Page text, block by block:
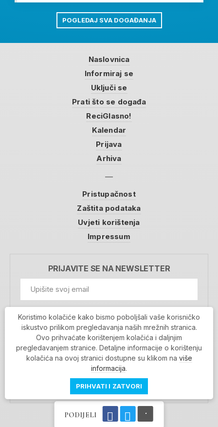
PODIJELI
POGLEDAJ SVA DOGAĐANJA
Naslovnica
Informiraj se
Uključi se
Prati što se događa
ReciGlasno!
Kalendar
Prijava
Arhiva
Pristupačnost
Zaštita podataka
Uvjeti korištenja
Impressum
PRIJAVITE SE NA NEWSLETTER
Prihvaćam da se moji podaci spremaju u bazu
podataka i koriste u svrhu slanja MojaRijeka
newslettera
MOJARIJEKA NEWSLETTER
PRIJAVI SE
Povratak na vrh
Koristimo kolačiće kako bismo poboljšali vaše korisničko
iskustvo prilikom pregledavanja naših mrežnih stranica.
Ovo prihvaćate korištenjem kolačića i daljnjim
pregledavanjem stranice. Detaljne informacije o korištenju
kolačića na ovoj stranici dostupne su klikom na više
informacija.
PRIHVATI I ZATVORI